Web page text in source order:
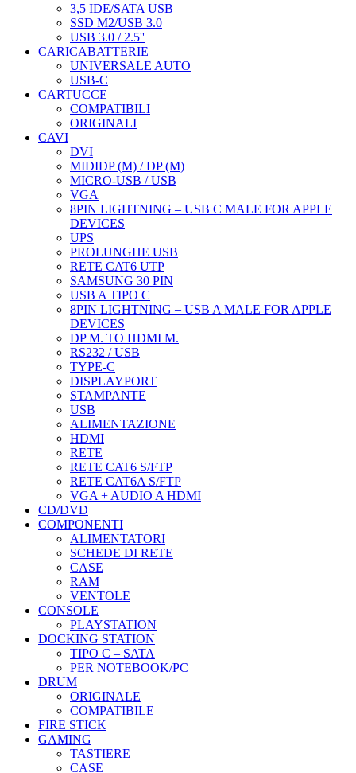
3,5 IDE/SATA USB
SSD M2/USB 3.0
USB 3.0 / 2.5''
CARICABATTERIE
UNIVERSALE AUTO
USB-C
CARTUCCE
COMPATIBILI
ORIGINALI
CAVI
DVI
MIDIDP (M) / DP (M)
MICRO-USB / USB
VGA
8PIN LIGHTNING – USB C MALE FOR APPLE
DEVICES
UPS
PROLUNGHE USB
RETE CAT6 UTP
SAMSUNG 30 PIN
USB A TIPO C
8PIN LIGHTNING – USB A MALE FOR APPLE
DEVICES
DP M. TO HDMI M.
RS232 / USB
TYPE-C
DISPLAYPORT
STAMPANTE
USB
ALIMENTAZIONE
HDMI
RETE
RETE CAT6 S/FTP
RETE CAT6A S/FTP
VGA + AUDIO A HDMI
CD/DVD
COMPONENTI
ALIMENTATORI
SCHEDE DI RETE
CASE
RAM
VENTOLE
CONSOLE
PLAYSTATION
DOCKING STATION
TIPO C – SATA
PER NOTEBOOK/PC
DRUM
ORIGINALE
COMPATIBILE
FIRE STICK
GAMING
TASTIERE
CASE